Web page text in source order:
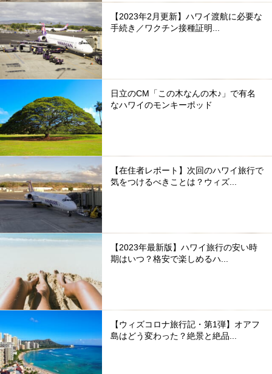
【2023年2月更新】ハワイ渡航に必要な
手続き／ワクチン接種証明...
日立のCM「この木なんの木♪」で有名
なハワイのモンキーポッド
【在住者レポート】次回のハワイ旅行で
気をつけるべきことは？ウィズ...
【2023年最新版】ハワイ旅行の安い時
期はいつ？格安で楽しめるハ...
【ウィズコロナ旅行記・第1弾】オアフ
島はどう変わった？絶景と絶品...